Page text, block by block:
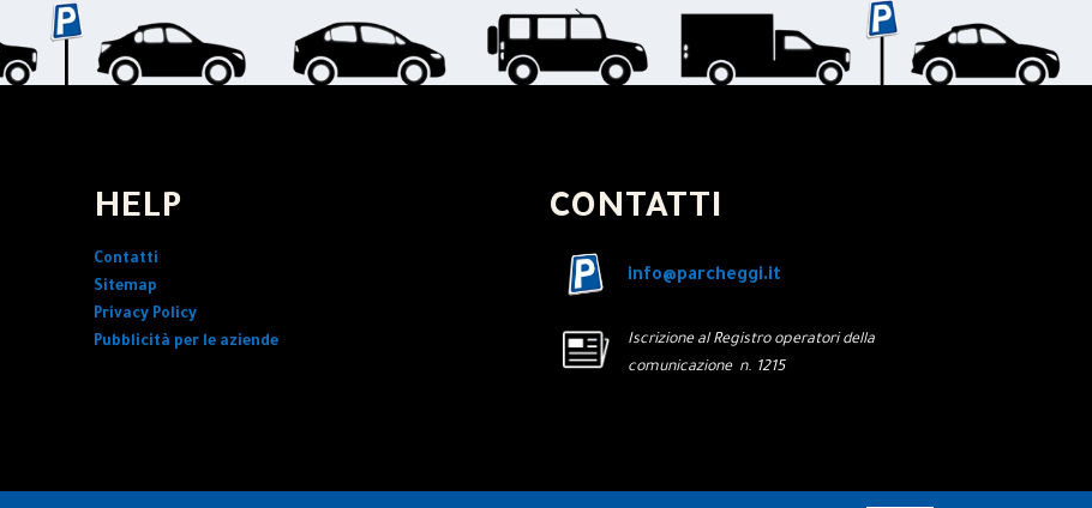
HELP
Contatti
Sitemap
Privacy Policy
Pubblicità per le aziende
CONTATTI
info@parcheggi.it
Iscrizione al Registro operatori della
comunicazione n. 1215